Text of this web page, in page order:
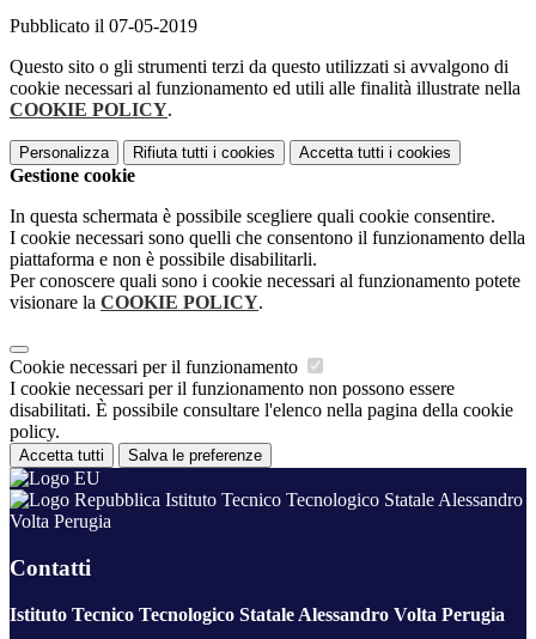
Pubblicato il 07-05-2019
Questo sito o gli strumenti terzi da questo utilizzati si avvalgono di
cookie necessari al funzionamento ed utili alle finalità illustrate nella
COOKIE POLICY.
Personalizza Rifiuta tutti i cookies Accetta tutti i cookies
Gestione cookie
In questa schermata è possibile scegliere quali cookie consentire.
I cookie necessari sono quelli che consentono il funzionamento della
piattaforma e non è possibile disabilitarli.
Per conoscere quali sono i cookie necessari al funzionamento potete
visionare la COOKIE POLICY.
Cookie necessari per il funzionamento
I cookie necessari per il funzionamento non possono essere
disabilitati. È possibile consultare l'elenco nella pagina della cookie
policy.
Accetta tutti Salva le preferenze
Istituto Tecnico Tecnologico Statale Alessandro
Volta Perugia
Contatti
Istituto Tecnico Tecnologico Statale Alessandro Volta Perugia